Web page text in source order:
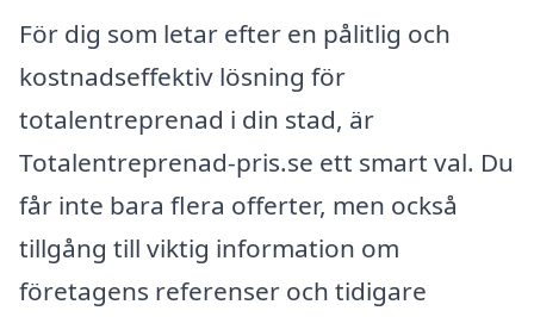
För dig som letar efter en pålitlig och
kostnadseffektiv lösning för
totalentreprenad i din stad, är
Totalentreprenad-pris.se ett smart val. Du
får inte bara flera offerter, men också
tillgång till viktig information om
företagens referenser och tidigare